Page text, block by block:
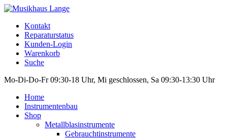
Kontakt
Reparaturstatus
Kunden-Login
Warenkorb
Suche
Mo-Di-Do-Fr 09:30-18 Uhr, Mi geschlossen, Sa 09:30-13:30 Uhr
Home
Instrumentenbau
Shop
Metallblasinstrumente
Gebrauchtinstrumente